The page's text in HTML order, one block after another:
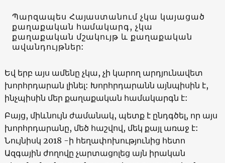
Պարզապես Հայաստանում չկա կայացած
քաղաքական համակարգ, չկա
քաղաքական մշակույթ և քաղաքական
ավանդույթներ:
Եվ երբ այս ամենը չկա, չի կարող արդյունավետ
խորհրդարան լինել: Խորհրդարանն այնպիսին է,
ինչպիսին մեր քաղաքական համակարգն է:
Բայց, միևնույն ժամանակ, պետք է ընդգծել, որ այս
խորհրդարանը, մեծ հաշվով, մեկ քայլ առաջ է:
Նույնիսկ 2018 -ի հեղափոխությունից հետո
Ազգային ժողովը չարտացոլեց այն իրական